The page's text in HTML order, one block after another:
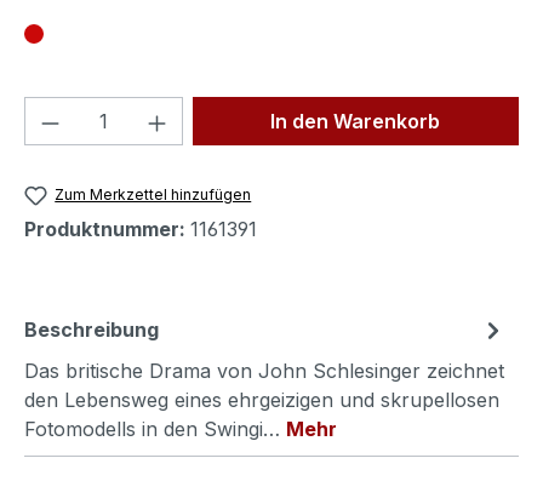
Produkt Anzahl: Gib denIn den Warenkorb
Zum Merkzettel hinzufügen
Produktnummer: 1161391
Beschreibung
Das britische Drama von John Schlesinger zeichnet
den Lebensweg eines ehrgeizigen und skrupellosen
Fotomodells in den Swingi… Mehr